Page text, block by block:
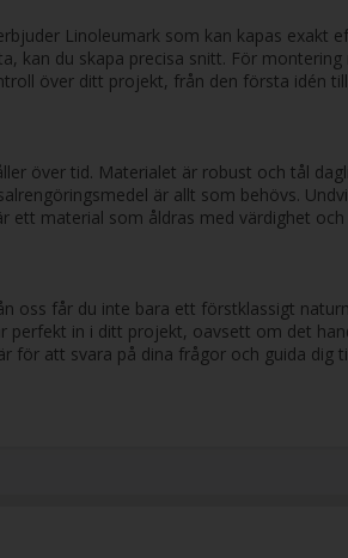
Linoleumark som kan kapas exakt
kan du skapa precisa snitt. För
över ditt projekt, från den första idén
över tid. Materialet är robust och tål
är allt som behövs.
material som åldras med värdighet
oss får du inte bara ett förstklassigt
in i ditt projekt, oavsett om det
för att svara på dina frågor och guida